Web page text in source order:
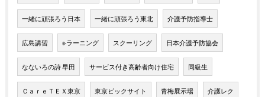
一緒に頑張ろう日本 一緒に頑張ろう東北 介護予防指導士
広島講習 e-ラーニング スクーリング 日本介護予防協会
なないろの詩 早田 サービス付き高齢者向け住宅 同級生
ＣａｒｅＴＥＸ東京 東京ビックサイト 青梅展示場 介護レク